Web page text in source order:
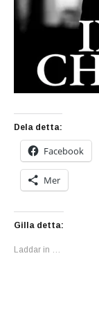
Dela detta:
Facebook
Mer
Gilla detta:
Laddar in …